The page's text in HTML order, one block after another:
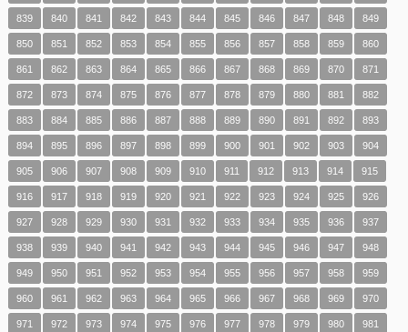
839 840 841 842 843 844 845 846 847 848 849
850 851 852 853 854 855 856 857 858 859 860
861 862 863 864 865 866 867 868 869 870 871
872 873 874 875 876 877 878 879 880 881 882
883 884 885 886 887 888 889 890 891 892 893
894 895 896 897 898 899 900 901 902 903 904
905 906 907 908 909 910 911 912 913 914 915
916 917 918 919 920 921 922 923 924 925 926
927 928 929 930 931 932 933 934 935 936 937
938 939 940 941 942 943 944 945 946 947 948
949 950 951 952 953 954 955 956 957 958 959
960 961 962 963 964 965 966 967 968 969 970
971 972 973 974 975 976 977 978 979 980 981